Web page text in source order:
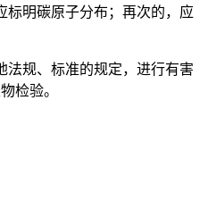
标明碳原子分布；再次的，应
法规、标准的规定，进行有害
检验。